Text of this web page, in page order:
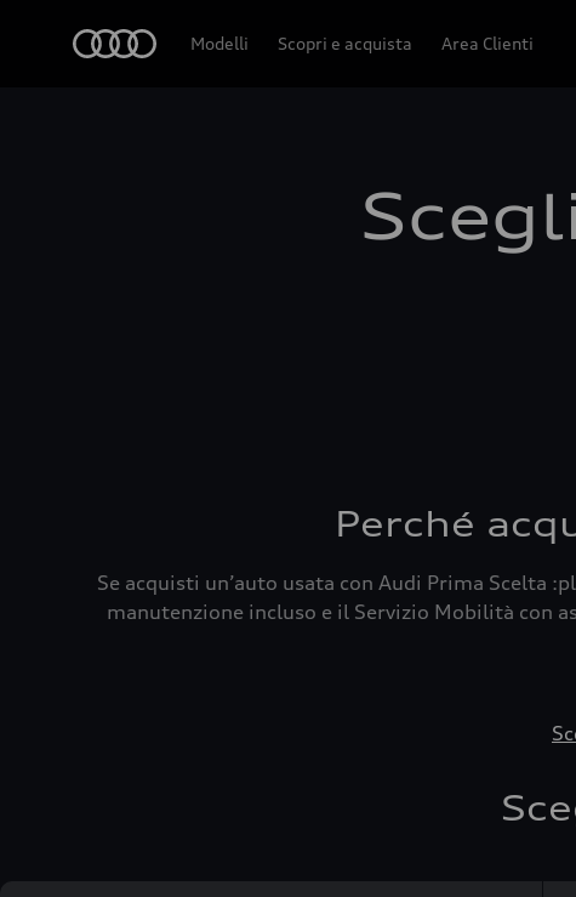
Modelli Scopri e acquista Area Clienti
Perché
Se acquisti un’auto usata con Audi Prima
manutenzione incluso e il Servizio Mobilità con